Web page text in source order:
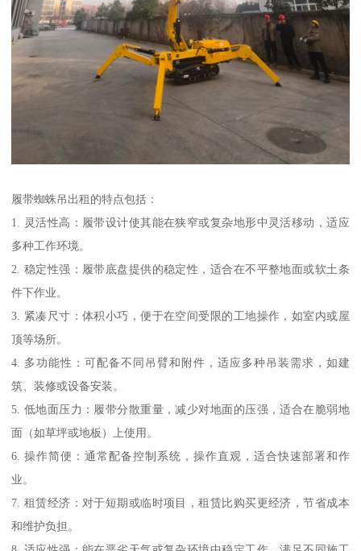
履带蜘蛛吊出租的特点包括：
1. 灵活性高：履带设计使其能在狭窄或复杂地形中灵活移动，适应
多种工作环境。
2. 稳定性强：履带底盘提供的稳定性，适合在不平整地面或软土条
件下作业。
3. 紧凑尺寸：体积小巧，便于在空间受限的工地操作，如室内或屋
顶等场所。
4. 多功能性：可配备不同吊臂和附件，适应多种吊装需求，如建
筑、装修或设备安装。
5. 低地面压力：履带分散重量，减少对地面的压强，适合在脆弱地
面（如草坪或地板）上使用。
6. 操作简便：通常配备控制系统，操作直观，适合快速部署和作
业。
7. 租赁经济：对于短期或临时项目，租赁比购买更经济，节省成本
和维护负担。